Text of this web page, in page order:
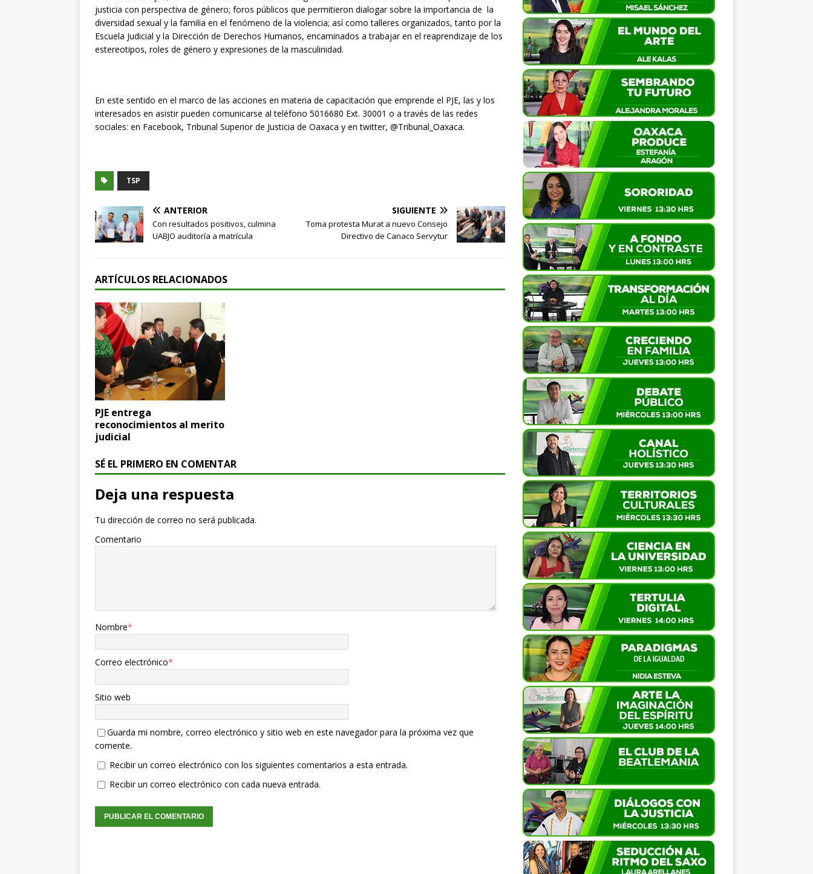
justicia con perspectiva de género; foros públicos que permitieron dialogar sobre la importancia de la
diversidad sexual y la familia en el fenómeno de la violencia; así como talleres organizados, tanto por la
Escuela Judicial y la Dirección de Derechos Humanos, encaminados a trabajar en el reaprendizaje de los
estereotipos, roles de género y expresiones de la masculinidad.
En este sentido en el marco de las acciones en materia de capacitación que emprende el PJE, las y los
interesados en asistir pueden comunicarse al teléfono 5016680 Ext. 30001 o a través de las redes
sociales: en Facebook, Tribunal Superior de Justicia de Oaxaca y en twitter, @Tribunal_Oaxaca.
TSP
ANTERIOR
Con resultados positivos, culmina
UABJO auditoría a matrícula
SIGUIENTE
Toma protesta Murat a nuevo Consejo
Directivo de Canaco Servytur
ARTÍCULOS RELACIONADOS
PJE entrega
reconocimientos al merito
judicial
SÉ EL PRIMERO EN COMENTAR
Deja una respuesta
Tu dirección de correo no será publicada.
Comentario
Nombre*
Correo electrónico*
Sitio web
Guarda mi nombre, correo electrónico y sitio web en este navegador para la próxima vez que
comente.
Recibir un correo electrónico con los siguientes comentarios a esta entrada.
Recibir un correo electrónico con cada nueva entrada.